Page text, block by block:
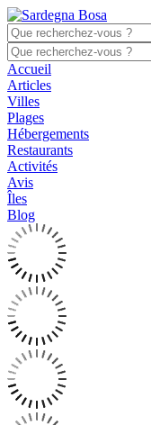
Accueil
Articles
Villes
Plages
Hébergements
Restaurants
Activités
Avis
Îles
Blog